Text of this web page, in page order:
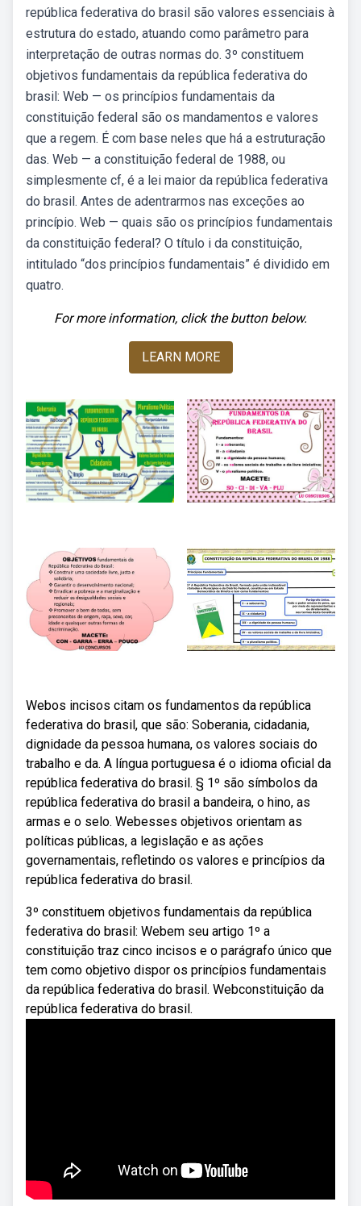
república federativa do brasil são valores essenciais à
estrutura do estado, atuando como parâmetro para
interpretação de outras normas do. 3º constituem
objetivos fundamentais da república federativa do
brasil: Web — os princípios fundamentais da
constituição federal são os mandamentos e valores
que a regem. É com base neles que há a estruturação
das. Web — a constituição federal de 1988, ou
simplesmente cf, é a lei maior da república federativa
do brasil. Antes de adentrarmos nas exceções ao
princípio. Web — quais são os princípios fundamentais
da constituição federal? O título i da constituição,
intitulado “dos princípios fundamentais” é dividido em
quatro.
For more information, click the button below.
LEARN MORE
Webos incisos citam os fundamentos da república
federativa do brasil, que são: Soberania, cidadania,
dignidade da pessoa humana, os valores sociais do
trabalho e da. A língua portuguesa é o idioma oficial da
república federativa do brasil. § 1º são símbolos da
república federativa do brasil a bandeira, o hino, as
armas e o selo. Webesses objetivos orientam as
políticas públicas, a legislação e as ações
governamentais, refletindo os valores e princípios da
república federativa do brasil.
3º constituem objetivos fundamentais da república
federativa do brasil: Webem seu artigo 1º a
constituição traz cinco incisos e o parágrafo único que
tem como objetivo dispor os princípios fundamentais
da república federativa do brasil. Webconstituição da
república federativa do brasil.